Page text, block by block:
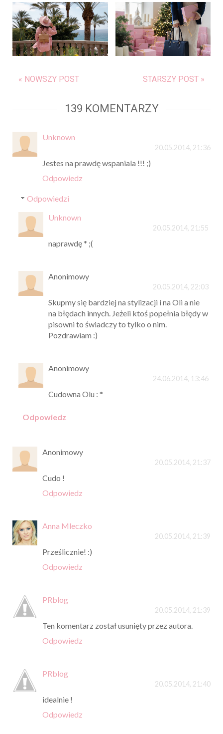
« NOWSZY POST STARSZY POST »
139 KOMENTARZY
Unknown
20.05.2014, 21:36
Jestes na prawdę wspaniala !!! ;)
Odpowiedz
Odpowiedzi
Unknown
20.05.2014, 21:55
naprawdę * ;(
Anonimowy
20.05.2014, 22:03
Skupmy się bardziej na stylizacji i na Oli a nie
na błędach innych. Jeżeli ktoś popełnia błędy w
pisowni to świadczy to tylko o nim.
Pozdrawiam :)
Anonimowy
24.06.2014, 13:46
Cudowna Olu : *
Odpowiedz
Anonimowy
20.05.2014, 21:37
Cudo !
Odpowiedz
Anna Mleczko
20.05.2014, 21:39
Prześlicznie! :)
Odpowiedz
PRblog
20.05.2014, 21:39
Ten komentarz został usunięty przez autora.
Odpowiedz
PRblog
20.05.2014, 21:40
idealnie !
Odpowiedz